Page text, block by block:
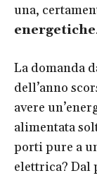
una,
energetiche.
La domanda
dell’anno
avere
alimentata
porti pure a
elettrica? Dal